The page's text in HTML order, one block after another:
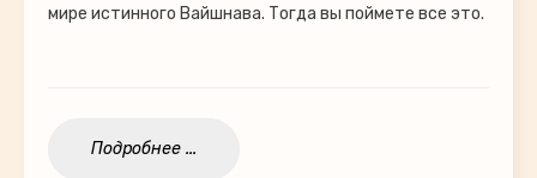
мире истинного Вайшнава. Тогда вы поймете все это.
Подробнее ...